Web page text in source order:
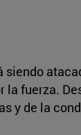
siendo
la fuerza.
y de la